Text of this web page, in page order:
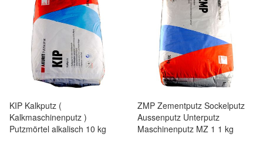
KIP Kalkputz (
Kalkmaschinenputz )
Putzmörtel alkalisch 10 kg
ZMP Zementputz Sockelputz
Aussenputz Unterputz
Maschinenputz MZ 1 1 kg